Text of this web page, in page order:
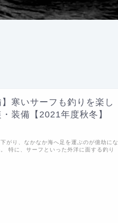
】寒いサーフも釣りを楽し
装備【2021年度秋冬】
がり、なかなか海へ足を運ぶのが億劫にな
特に、サーフといった外洋に面する釣り